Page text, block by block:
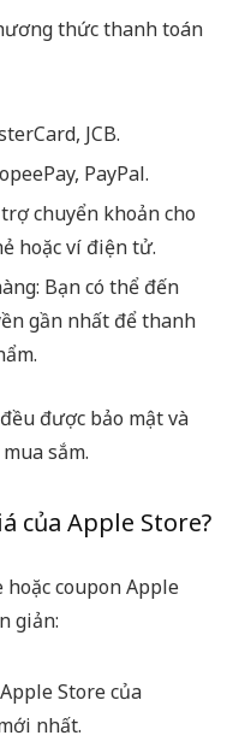
thức thanh toán
JCB.
PayPal.
chuyển khoản cho
hoặc ví điện tử.
Bạn có thể đến
gần nhất để thanh
được bảo mật và
sắm.
của Apple Store?
coupon Apple
giản:
Store của
nhất.